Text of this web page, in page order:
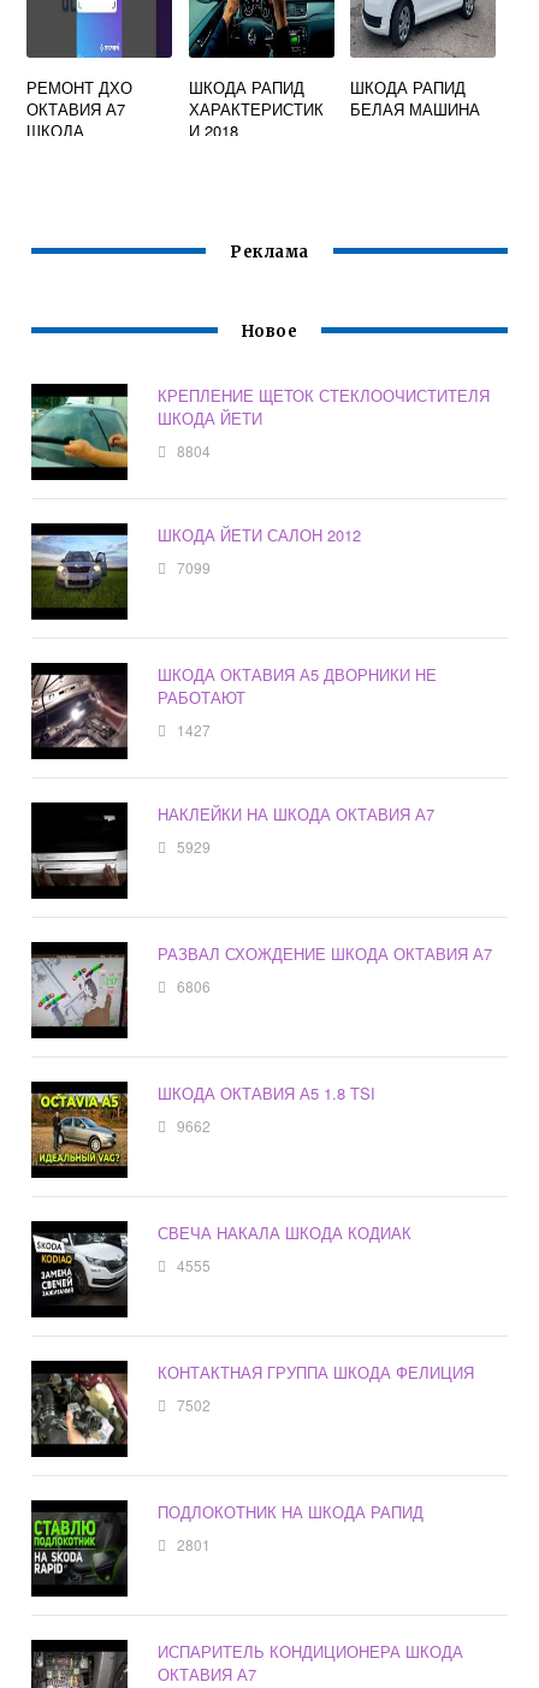
РЕМОНТ ДХО
ОКТАВИЯ А7
ШКОДА
ШКОДА РАПИД
ХАРАКТЕРИСТИК
И 2018
ШКОДА РАПИД
БЕЛАЯ МАШИНА
Реклама
Новое
КРЕПЛЕНИЕ ЩЕТОК СТЕКЛООЧИСТИТЕЛЯ
ШКОДА ЙЕТИ
8804
ШКОДА ЙЕТИ САЛОН 2012
7099
ШКОДА ОКТАВИЯ А5 ДВОРНИКИ НЕ
РАБОТАЮТ
1427
НАКЛЕЙКИ НА ШКОДА ОКТАВИЯ А7
5929
РАЗВАЛ СХОЖДЕНИЕ ШКОДА ОКТАВИЯ А7
6806
ШКОДА ОКТАВИЯ А5 1.8 TSI
9662
СВЕЧА НАКАЛА ШКОДА КОДИАК
4555
КОНТАКТНАЯ ГРУППА ШКОДА ФЕЛИЦИЯ
7502
ПОДЛОКОТНИК НА ШКОДА РАПИД
2801
ИСПАРИТЕЛЬ КОНДИЦИОНЕРА ШКОДА
ОКТАВИЯ А7